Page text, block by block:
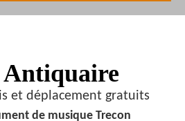
et déplacement gratuits
de musique Trecon